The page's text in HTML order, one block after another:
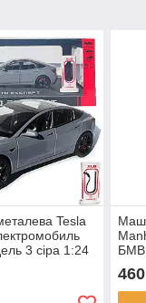
Tesla
3 сіра 1:24
БМВ
460